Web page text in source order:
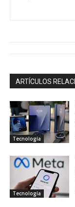
ARTÍCULOS
Tecnología
Tecnología